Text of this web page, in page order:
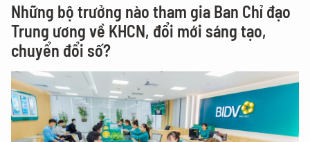
Những bộ trưởng nào tham gia Ban Chỉ đạo
Trung ương về KHCN, đổi mới sáng tạo,
chuyển đổi số?